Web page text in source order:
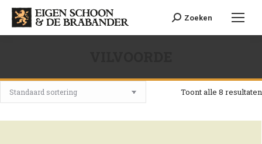
Search:Zoeken
Toont alle 8 resultaten